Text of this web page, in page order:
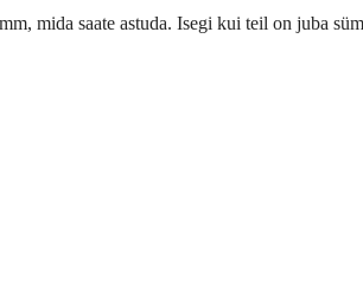
mida saate astuda. Isegi kui teil on juba